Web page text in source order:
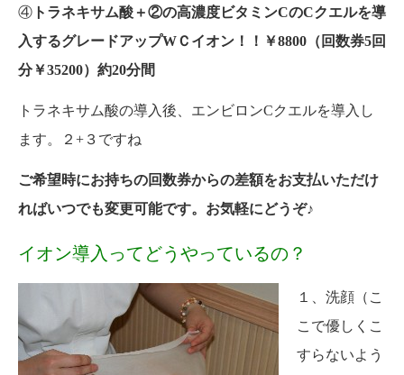
④ トラネキサム酸＋②の高濃度ビタミンCのCクエルを導
入するグレードアップWＣイオン！！￥8800（回数券5回
分￥35200）約20分間
トラネキサム酸の導入後、エンビロンCクエルを導入し
ます。２+３ですね
ご希望時にお持ちの回数券からの差額をお支払いただけ
ればいつでも変更可能です。お気軽にどうぞ♪
イオン導入ってどうやっているの？
１、洗顔（こ
こで優しくこ
すらないよう